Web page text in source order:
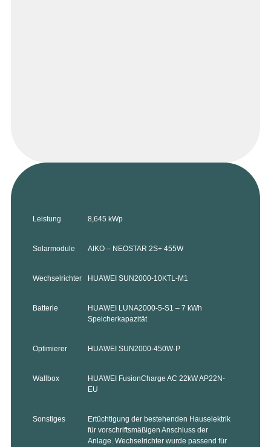
Leistung 8,645 kWp
Solarmodule AIKO – NEOSTAR 2S+ 455W
Wechselrichter HUAWEI SUN2000-10KTL-M1
Batterie
HUAWEI LUNA2000-5-S1 – 7 kWh
Speicherkapazität
Optimierer HUAWEI SUN2000-450W-P
Wallbox
HUAWEI FusionCharge AC 22kW AP22N-
EU
Sonstiges
Ertüchtigung der bestehenden Hauselektrik
für vorschriftsmäßigen Anschluss der
Anlage. Wechselrichter wurde passend für